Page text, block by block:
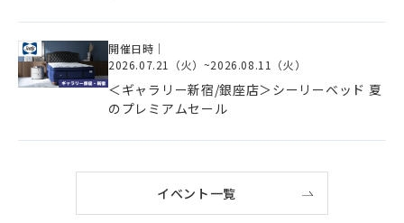
開催日時｜
2026.07.21（火） ~2026.08.11（火）
＜ギャラリー新宿/銀座店＞シーリーベッド 夏
のプレミアムセール
イベント一覧